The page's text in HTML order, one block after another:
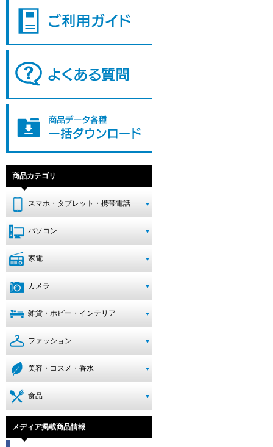
商品カテゴリ
スマホ・タブレット・携帯電話
パソコン
家電
カメラ
雑貨・ホビー・インテリア
ファッション
美容・コスメ・香水
食品
メディア掲載商品情報